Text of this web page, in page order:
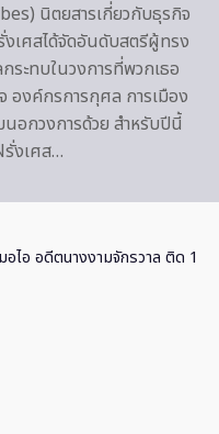
นิตยสารเกี่ยวกับธุรกิจ
เศสได้จัดอันดับสตรีผู้ทรง
ระทบในวงการที่พวกเธอ
องค์กรการกุศล การเมือง
อกวงการด้วย สำหรับปีนี้
งเศส…
ไอ อดีตนางงามจักรวาล ติด 1